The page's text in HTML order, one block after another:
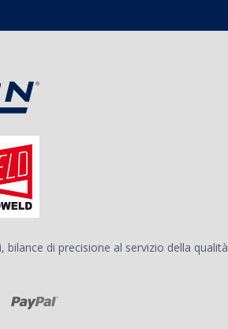
bilance di precisione al servizio della qualità